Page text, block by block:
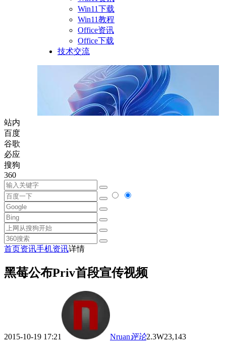
Win11下载
Win11教程
Office资讯
Office下载
技术交流
站内
百度
谷歌
必应
搜狗
360
首页资讯手机资讯详情
黑莓公布Priv首段宣传视频
2015-10-19 17:21 Nruan评论2.3W23,143